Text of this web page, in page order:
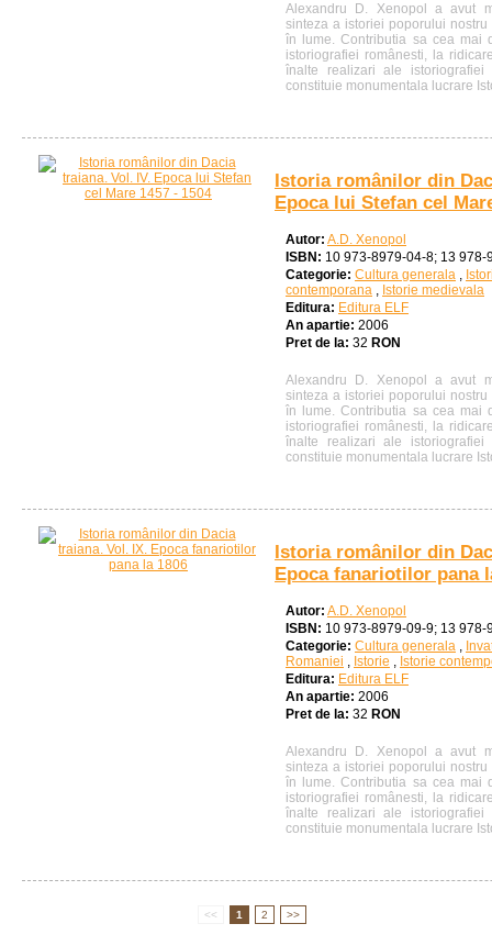
Alexandru D. Xenopol a avut
sinteza a istoriei poporului
în lume. Contributia sa cea mai
istoriografiei românesti, la
înalte realizari ale
constituie monumentala lucrare
Istoria românilor din
Epoca lui Stefan cel
Autor: A.D. Xenopol
ISBN: 10 973-8979-04-8; 13 978-
Categorie: Cultura generala ,
contemporana , Istorie medievala
Editura: Editura ELF
An apartie: 2006
Pret de la: 32 RON
Alexandru D. Xenopol a avut
sinteza a istoriei poporului
în lume. Contributia sa cea mai
istoriografiei românesti, la
înalte realizari ale
constituie monumentala lucrare
Istoria românilor din
Epoca fanariotilor pana
Autor: A.D. Xenopol
ISBN: 10 973-8979-09-9; 13 978-
Categorie: Cultura generala ,
Romaniei , Istorie , Istorie
Editura: Editura ELF
An apartie: 2006
Pret de la: 32 RON
Alexandru D. Xenopol a avut
sinteza a istoriei poporului
în lume. Contributia sa cea mai
istoriografiei românesti, la
înalte realizari ale
constituie monumentala lucrare
<< 1 2 >>